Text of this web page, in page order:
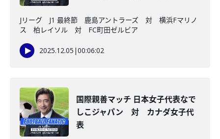
Jリーグ J1 最終節 鹿島アントラーズ 対 横浜Fマリノ
ス 柏レイソル 対 FC町田ゼルビア
2025.12.05 |00:06:02
国際親善マッチ 日本女子代表なで
しこジャパン 対 カナダ女子代
表